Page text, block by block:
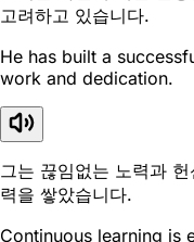
고려하고 있습니다.
He has built a
work and dedication.
그는 끊임없는 노력과
력을 쌓았습니다.
Continuous learning is